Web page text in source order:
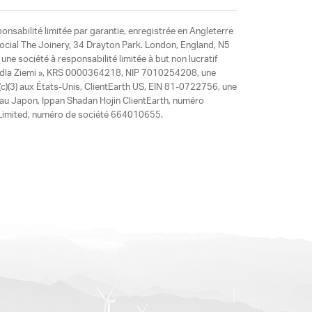
limitée par garantie, enregistrée en Angleterre
The Joinery, 34 Drayton Park. London, England, N5
société à responsabilité limitée à but non lucratif
Ziemi », KRS 0000364218, NIP 7010254208, une
aux États-Unis, ClientEarth US, EIN 81-0722756, une
Japon, Ippan Shadan Hojin ClientEarth, numéro
numéro de société 664010655.